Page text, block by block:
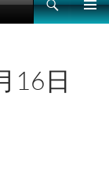
16日